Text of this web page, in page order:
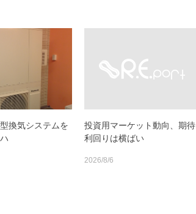
換気システムを
投資用マーケット動向、期待
利回りは横ばい
2026/8/6